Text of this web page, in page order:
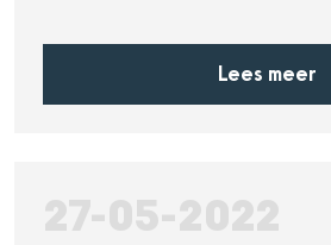
Lees meer